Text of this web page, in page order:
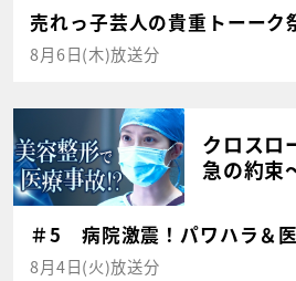
売れっ子芸人の貴重トーーク
8月6日(木)放送分
クロスロ
急の約束
＃5 病院激震！パワハラ＆
8月4日(火)放送分